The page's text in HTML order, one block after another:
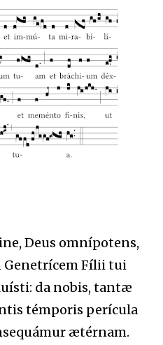
Deus omnípotens,
Genetrícem Fílii tui
da nobis, tantæ
témporis perícula
ætérnam.